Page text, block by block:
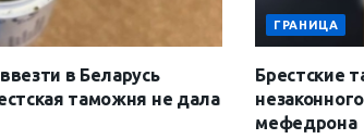
в Беларусь
таможня не дала
ГРАНИЦА
Брестские
мефедрона